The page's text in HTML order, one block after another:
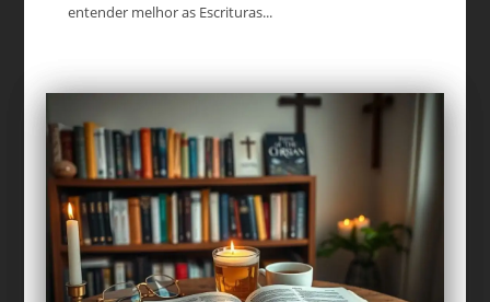
entender melhor as Escrituras...